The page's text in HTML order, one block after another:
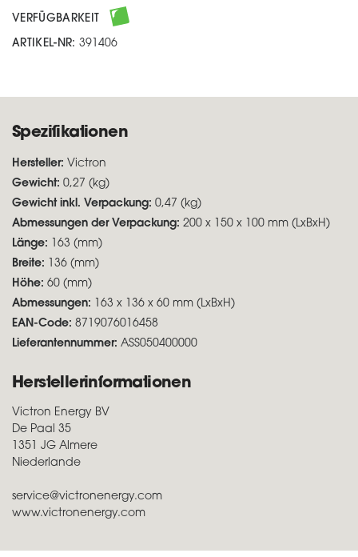
VERFÜGBARKEIT
ARTIKEL-NR: 391406
Spezifikationen
Hersteller: Victron
Gewicht: 0,27 (kg)
Gewicht inkl. Verpackung: 0,47 (kg)
Abmessungen der Verpackung: 200 x 150 x 100 mm (LxBxH)
Länge: 163 (mm)
Breite: 136 (mm)
Höhe: 60 (mm)
Abmessungen: 163 x 136 x 60 mm (LxBxH)
EAN-Code: 8719076016458
Lieferantennummer: ASS050400000
Herstellerinformationen
Victron Energy BV
De Paal 35
1351 JG Almere
Niederlande
service@victronenergy.com
www.victronenergy.com